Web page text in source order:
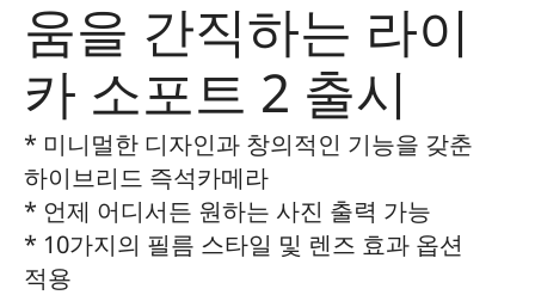
움을 간직하는 라이
카 소포트 2 출시
* 미니멀한 디자인과 창의적인 기능을 갖춘
하이브리드 즉석카메라
* 언제 어디서든 원하는 사진 출력 가능
* 10가지의 필름 스타일 및 렌즈 효과 옵션
적용